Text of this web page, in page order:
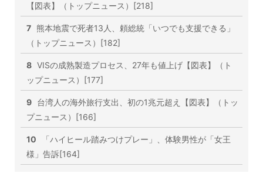
【図表】（トップニュース）[218]
7 熊本地震で死者13人、頼総統「いつでも支援できる」
（トップニュース）[182]
8 VISの成熟製造プロセス、27年も値上げ【図表】（ト
ップニュース）[177]
9 台湾人の海外旅行支出、初の1兆元超え【図表】（トッ
プニュース）[166]
10
「ハイヒール踏みつけプレー」、体験男性が「女王
様」告訴[164]